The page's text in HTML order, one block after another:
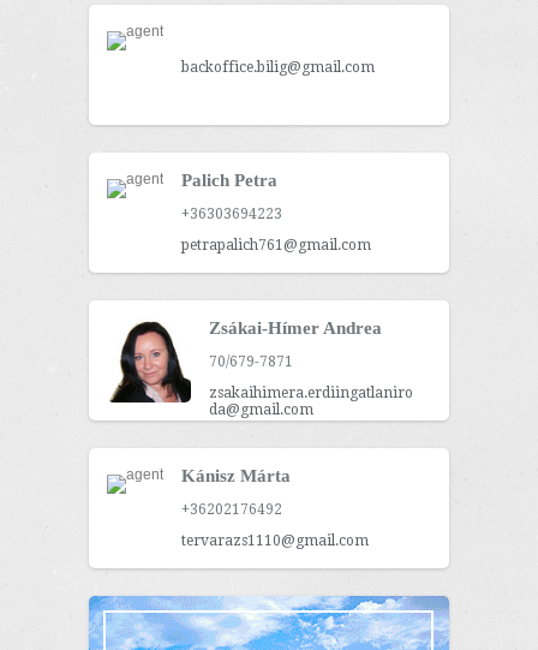
backoffice.bilig@gmail.com
Palich Petra
+36303694223
petrapalich761@gmail.com
Zsákai-Hímer Andrea
70/679-7871
zsakaihimera.erdiingatlaniro
da@gmail.com
Kánisz Márta
+36202176492
tervarazs1110@gmail.com